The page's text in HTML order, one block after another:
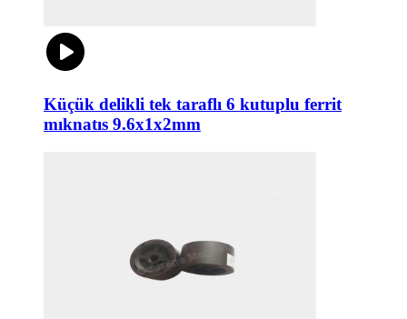
Küçük delikli tek taraflı 6 kutuplu ferrit
mıknatıs 9.6x1x2mm